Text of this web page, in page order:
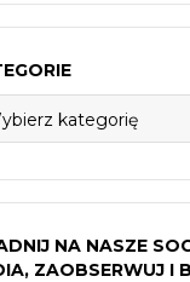
NA NASZE
ZAOBSERWUJ I